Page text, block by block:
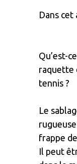
Dans
Qu’est-
raquette
tennis ?
Le
frappe
Il peut